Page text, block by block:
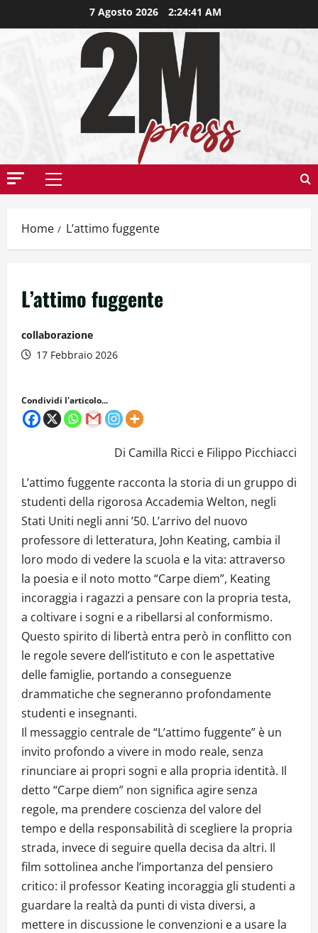
7 Agosto 2026 2:24:42 AM
Home L’attimo fuggente
L’attimo fuggente
collaborazione
17 Febbraio 2026
Condividi l'articolo...
Di Camilla Ricci e Filippo Picchiacci
L’attimo fuggente racconta la storia di un gruppo di
studenti della rigorosa Accademia Welton, negli
Stati Uniti negli anni ’50. L’arrivo del nuovo
professore di letteratura, John Keating, cambia il
loro modo di vedere la scuola e la vita: attraverso
la poesia e il noto motto “Carpe diem”, Keating
incoraggia i ragazzi a pensare con la propria testa,
a coltivare i sogni e a ribellarsi al conformismo.
Questo spirito di libertà entra però in conflitto con
le regole severe dell’istituto e con le aspettative
delle famiglie, portando a conseguenze
drammatiche che segneranno profondamente
studenti e insegnanti.
Il messaggio centrale de “L’attimo fuggente” è un
invito profondo a vivere in modo reale, senza
rinunciare ai propri sogni e alla propria identità. Il
detto “Carpe diem” non significa agire senza
regole, ma prendere coscienza del valore del
tempo e della responsabilità di scegliere la propria
strada, invece di seguire quella decisa da altri. Il
film sottolinea anche l’importanza del pensiero
critico: il professor Keating incoraggia gli studenti a
guardare la realtà da punti di vista diversi, a
mettere in discussione le convenzioni e a usare la